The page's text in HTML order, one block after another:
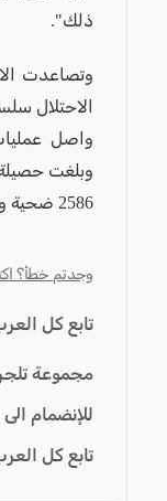
ذلك".
وتصاعدت
الاحتلال
واصل
2586 ضحية و8020 جريحاً، وفق أحدث حصيلة لوزارة الصحة اللبنانية.
وجدتم خطأ؟
تابع كل
مجموعة
للإنضمام
تابع كل